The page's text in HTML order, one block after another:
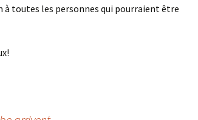
toutes les personnes qui pourraient être